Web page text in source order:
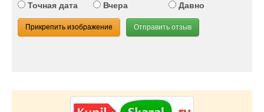
Точная дата
Вчера Давно
Прикрепить изображение Отправить отзыв